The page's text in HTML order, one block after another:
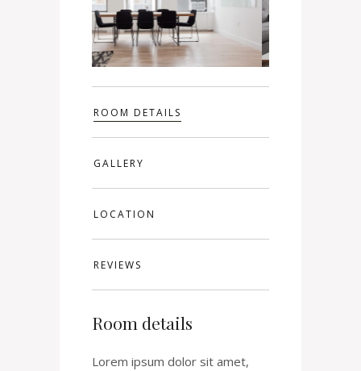
ROOM DETAILS
GALLERY
LOCATION
REVIEWS
Room details
Lorem ipsum dolor sit amet,